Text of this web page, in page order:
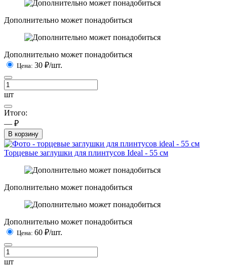
Дополнительно может понадобиться
Дополнительно может понадобиться
Цена: 30 ₽/шт.
шт
Итого:
— ₽
В корзину
Торцевые заглушки для плинтусов Ideal - 55 см
Дополнительно может понадобиться
Дополнительно может понадобиться
Цена: 60 ₽/шт.
шт